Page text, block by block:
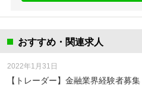
おすすめ・関連求人
【トレーダー】金融業界経験者募
2022年1月31日